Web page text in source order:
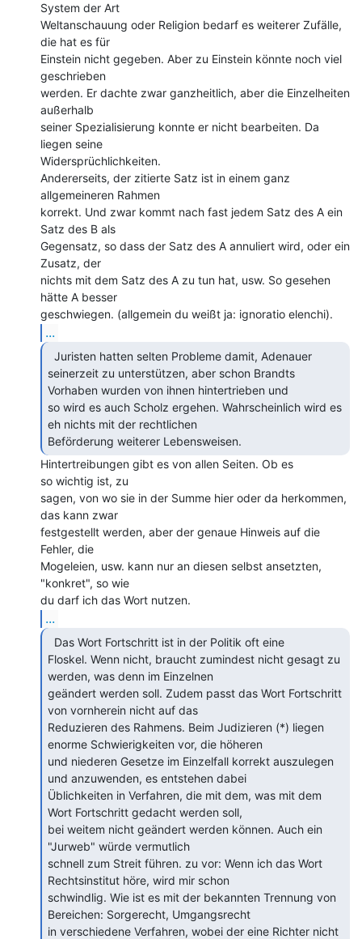
System der Art
Weltanschauung oder Religion bedarf es weiterer Zufälle,
die hat es für
Einstein nicht gegeben. Aber zu Einstein könnte noch viel
geschrieben
werden. Er dachte zwar ganzheitlich, aber die Einzelheiten
außerhalb
seiner Spezialisierung konnte er nicht bearbeiten. Da
liegen seine
Widersprüchlichkeiten.
Andererseits, der zitierte Satz ist in einem ganz
allgemeineren Rahmen
korrekt. Und zwar kommt nach fast jedem Satz des A ein
Satz des B als
Gegensatz, so dass der Satz des A annuliert wird, oder ein
Zusatz, der
nichts mit dem Satz des A zu tun hat, usw. So gesehen
hätte A besser
...
seinerzeit zu unterstützen, aber schon Brandts
Vorhaben wurden von ihnen hintertrieben und
so wird es auch Scholz ergehen. Wahrscheinlich wird es
eh nichts mit der rechtlichen
Beförderung weiterer Lebensweisen.
Hintertreibungen gibt es von allen Seiten. Ob es
so wichtig ist, zu
sagen, von wo sie in der Summe hier oder da herkommen,
das kann zwar
festgestellt werden, aber der genaue Hinweis auf die
Fehler, die
Mogeleien, usw. kann nur an diesen selbst ansetzten,
"konkret", so wie
...
Floskel. Wenn nicht, braucht zumindest nicht gesagt zu
werden, was denn im Einzelnen
geändert werden soll. Zudem passt das Wort Fortschritt
von vornherein nicht auf das
Reduzieren des Rahmens. Beim Judizieren (*) liegen
enorme Schwierigkeiten vor, die höheren
und niederen Gesetze im Einzelfall korrekt auszulegen
und anzuwenden, es entstehen dabei
Üblichkeiten in Verfahren, die mit dem, was mit dem
Wort Fortschritt gedacht werden soll,
bei weitem nicht geändert werden können. Auch ein
"Jurweb" würde vermutlich
schnell zum Streit führen. zu vor: Wenn ich das Wort
Rechtsinstitut höre, wird mir schon
schwindlig. Wie ist es mit der bekannten Trennung von
Bereichen: Sorgerecht, Umgangsrecht
in verschiedene Verfahren, wobei der eine Richter nicht